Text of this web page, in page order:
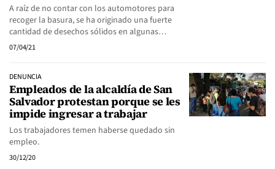
A raíz de no contar con los automotores para
recoger la basura, se ha originado una fuerte
cantidad de desechos sólidos en algunas…
07/04/21
DENUNCIA
Empleados de la alcaldía de San
Salvador protestan porque se les
impide ingresar a trabajar
Los trabajadores temen haberse quedado sin
empleo.
30/12/20